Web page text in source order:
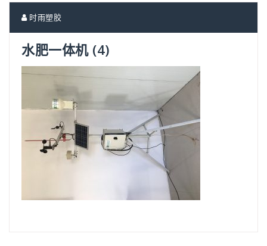
时雨塑胶
水肥一体机 (4)